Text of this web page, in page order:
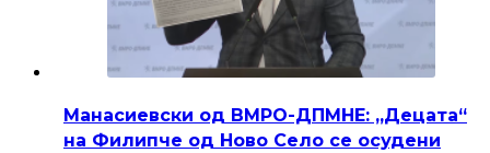
Манасиевски од ВМРО-ДПМНЕ: „Децата“
на Филипче од Ново Село се осудени